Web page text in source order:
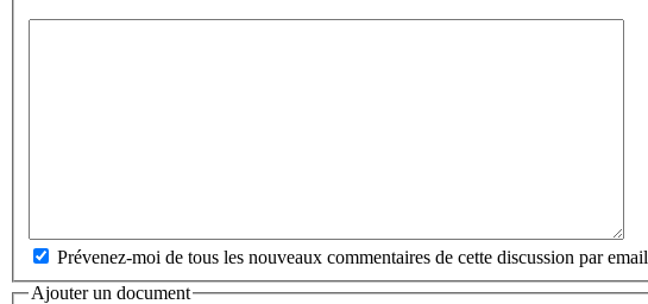
Prévenez-moi de tous les nouveaux commentaires de cette discussion par email
Ajouter un document